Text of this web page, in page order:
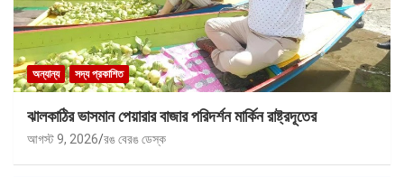
অন্যান্য সদ্য প্রকাশিত
ঝালকাঠির ভাসমান পেয়ারার বাজার পরিদর্শন মার্কিন রাষ্ট্রদূতের
আগস্ট 9, 2026 রঙ বেরঙ ডেস্ক